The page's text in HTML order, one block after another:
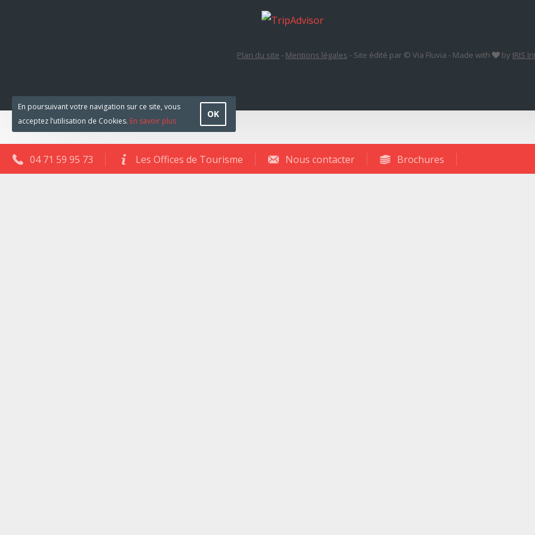
Plan du site - Mentions légales - Site édité par © Via Fluvia - Made with by IRIS
04 71 59 95 73 Les Offices de Tourisme Nous contacter Brochures
En poursuivant votre navigation sur ce site, vous
acceptez l’utilisation de Cookies. En savoir plus
OK